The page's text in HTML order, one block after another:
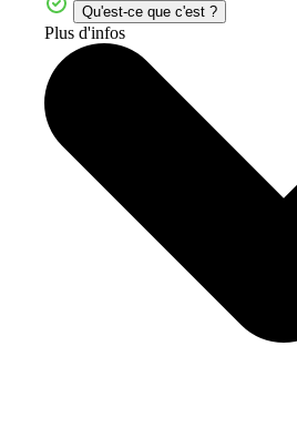
Qu'est-ce que c'est ?
Plus d'infos